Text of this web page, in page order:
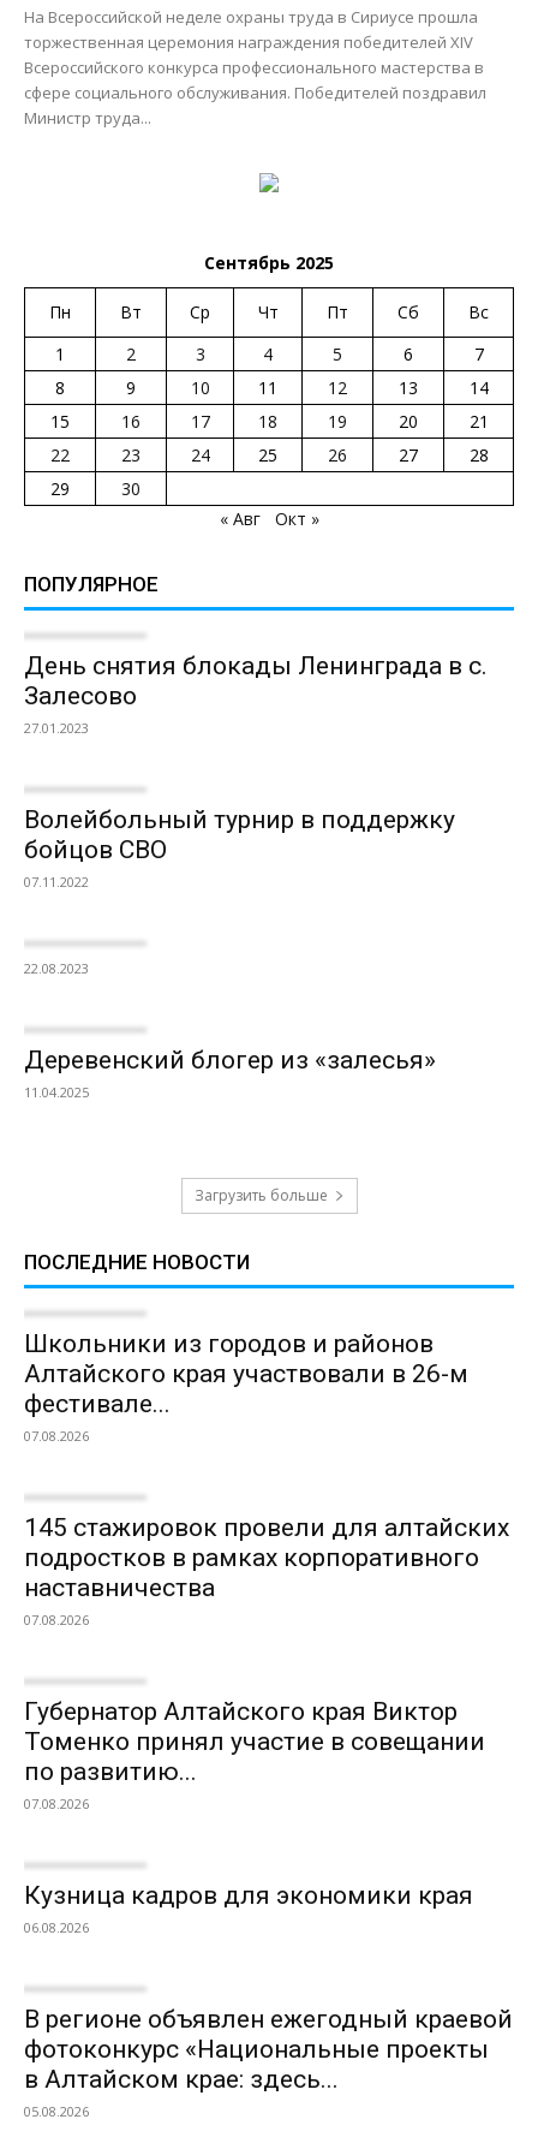
На Всероссийской неделе охраны труда в Сириусе прошла
торжественная церемония награждения победителей XIV
Всероссийского конкурса профессионального мастерства в
сфере социального обслуживания. Победителей поздравил
Министр труда...
Сентябрь 2025
Пн Вт Ср Чт Пт Сб
Вс
1
2 3 4 5 6
7
8
9 10 11 12 13
14
15
16 17 18 19 20
21
22
23 24 25 26 27
28
29
30
« Авг
Окт »
ПОПУЛЯРНОЕ
День снятия блокады Ленинграда в с.
Залесово
27.01.2023
Волейбольный турнир в поддержку
бойцов СВО
07.11.2022
22.08.2023
Деревенский блогер из «залесья»
11.04.2025
Загрузить больше
ПОСЛЕДНИЕ НОВОСТИ
Школьники из городов и районов
Алтайского края участвовали в 26-м
фестивале...
07.08.2026
145 стажировок провели для алтайских
подростков в рамках корпоративного
наставничества
07.08.2026
Губернатор Алтайского края Виктор
Томенко принял участие в совещании
по развитию...
07.08.2026
Кузница кадров для экономики края
06.08.2026
В регионе объявлен ежегодный краевой
фотоконкурс «Национальные проекты
в Алтайском крае: здесь...
05.08.2026